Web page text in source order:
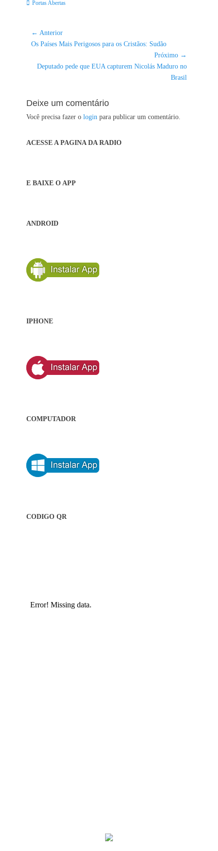
Categorias:
Portas Abertas
Navegação
de
← Anterior
Post
Os Países Mais Perigosos para os Cristãos: Sudão
Próximo →
Próximo
Deputado pede que EUA capturem Nicolás Maduro no
Brasil
Deixe um comentário
Você precisa fazer o login para publicar um comentário.
ACESSE A PAGINA DA RADIO
E BAIXE O APP
ANDROID
IPHONE
COMPUTADOR
CODIGO QR